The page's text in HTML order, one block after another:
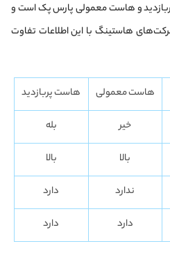
و هاست معمولی پارس پک است و
هاستینگ با این اطلاعات تفاوت
هاست معمولی هاست پربازدید
خیر بله
بالا بالا
ندارد دارد
دارد دارد